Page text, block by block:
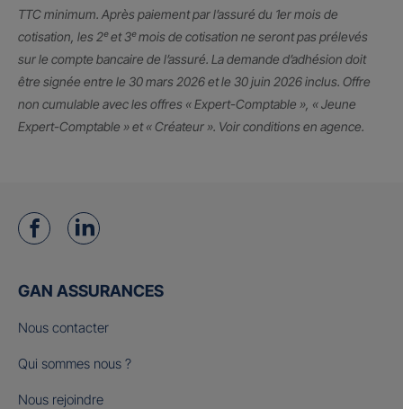
TTC minimum. Après paiement par l’assuré du 1er mois de
cotisation, les 2ᵉ et 3ᵉ mois de cotisation ne seront pas prélevés
sur le compte bancaire de l’assuré. La demande d’adhésion doit
être signée entre le 30 mars 2026 et le 30 juin 2026 inclus. Offre
non cumulable avec les offres « Expert-Comptable », « Jeune
Expert-Comptable » et « Créateur ». Voir conditions en agence.
GAN ASSURANCES
Nous contacter
Qui sommes nous ?
Nous rejoindre